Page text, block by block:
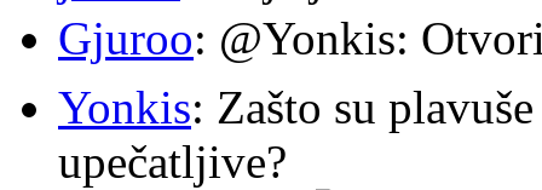
Gjuroo: @Yonkis:
Yonkis: Zašto su
upečatljive?